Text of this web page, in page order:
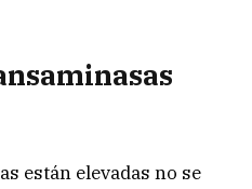
están elevadas no se